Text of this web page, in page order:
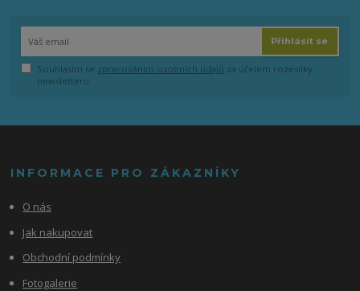
Přihlásit se
Souhlasím se zpracováním osobních údajů za účelem rozesílky
newsletteru.
INFORMACE PRO ZÁKAZNÍKY
O nás
Jak nakupovat
Obchodní podmínky
Fotogalerie